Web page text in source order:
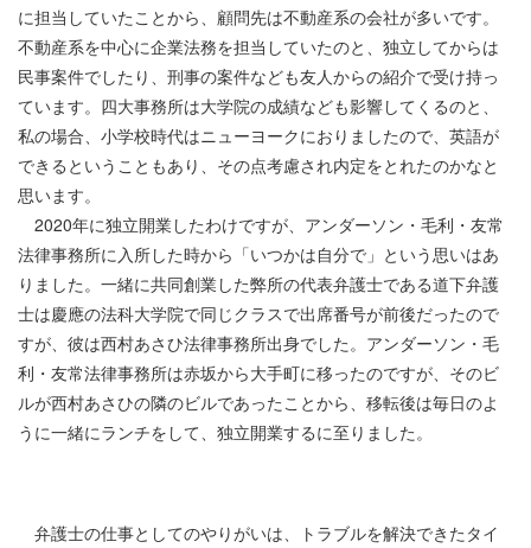
に担当していたことから、顧問先は不動産系の会社が多いです。
不動産系を中心に企業法務を担当していたのと、独立してからは
民事案件でしたり、刑事の案件なども友人からの紹介で受け持っ
ています。四大事務所は大学院の成績なども影響してくるのと、
私の場合、小学校時代はニューヨークにおりましたので、英語が
できるということもあり、その点考慮され内定をとれたのかなと
思います。
2020年に独立開業したわけですが、アンダーソン・毛利・友常
法律事務所に入所した時から「いつかは自分で」という思いはあ
りました。一緒に共同創業した弊所の代表弁護士である道下弁護
士は慶應の法科大学院で同じクラスで出席番号が前後だったので
すが、彼は西村あさひ法律事務所出身でした。アンダーソン・毛
利・友常法律事務所は赤坂から大手町に移ったのですが、そのビ
ルが西村あさひの隣のビルであったことから、移転後は毎日のよ
うに一緒にランチをして、独立開業するに至りました。
弁護士の仕事としてのやりがいは、トラブルを解決できたタイ